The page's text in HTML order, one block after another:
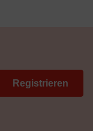
Registrieren